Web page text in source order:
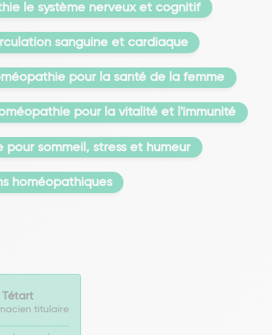
le système nerveux et cognitif
sanguine et cardiaque
pour la santé de la femme
pour la vitalité et l'immunité
pour sommeil, stress et humeur
homéopathiques
Tétart
titulaire